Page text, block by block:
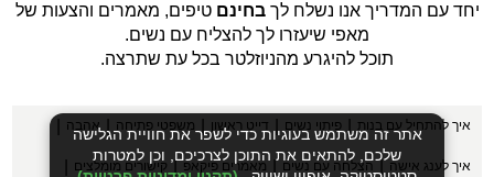
יחד עם המדריך אנו נשלח לךבחינם טיפים, מאמרים והצעות של
מאפי שיעזרו לך להצליח עם נשים.
תוכל להיגרע מהניוזלטר בכל עת שתרצה.
איך להתחיל עם בנות פיתוי נשים דייט ראשון משפטי פתיחה אהבה
איך לענג אישה | הצלחה עם נשים | מאמרים פיקאפ | קישורים מומלצים
אתר זה משתמש בעוגיות כדי לשפר את חוויית הגלישה
שלכם, להתאים את התוכן לצרכיכם, וכן למטרות